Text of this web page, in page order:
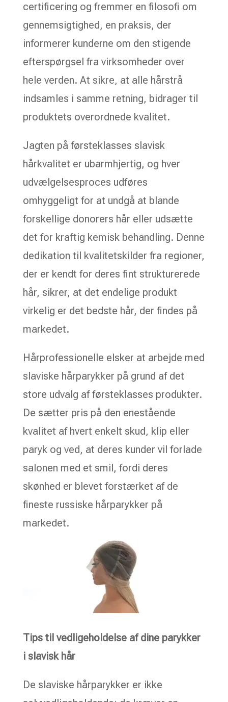
certificering og fremmer en filosofi om
gennemsigtighed, en praksis, der
informerer kunderne om den stigende
efterspørgsel fra virksomheder over
hele verden. At sikre, at alle hårstrå
indsamles i samme retning, bidrager til
produktets overordnede kvalitet.
Jagten på førsteklasses slavisk
hårkvalitet er ubarmhjertig, og hver
udvælgelsesproces udføres
omhyggeligt for at undgå at blande
forskellige donorers hår eller udsætte
det for kraftig kemisk behandling. Denne
dedikation til kvalitetskilder fra regioner,
der er kendt for deres fint strukturerede
hår, sikrer, at det endelige produkt
virkelig er det bedste hår, der findes på
markedet.
Hårprofessionelle elsker at arbejde med
slaviske hårparykker på grund af det
store udvalg af førsteklasses produkter.
De sætter pris på den enestående
kvalitet af hvert enkelt skud, klip eller
paryk og ved, at deres kunder vil forlade
salonen med et smil, fordi deres
skønhed er blevet forstærket af de
fineste russiske hårparykker på
markedet.
Tips til vedligeholdelse af dine parykker
i slavisk hår
De slaviske hårparykker er ikke